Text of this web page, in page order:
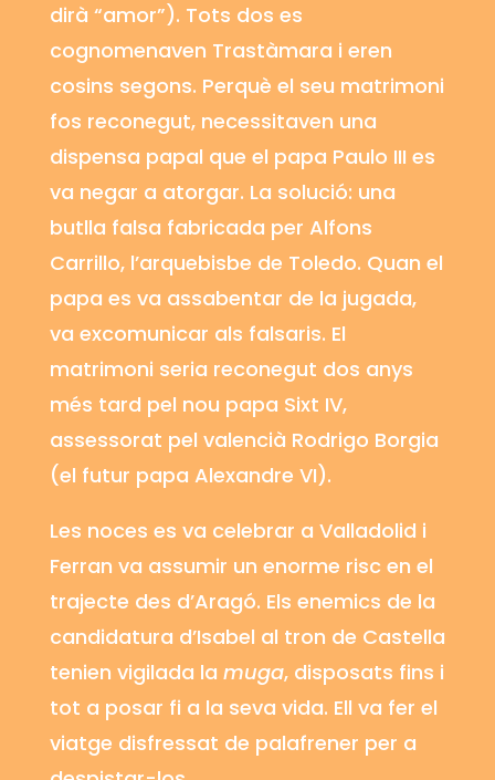
dirà “amor”). Tots dos es
cognomenaven Trastàmara i eren
cosins segons. Perquè el seu matrimoni
fos reconegut, necessitaven una
dispensa papal que el papa Paulo III es
va negar a atorgar. La solució: una
butlla falsa fabricada per Alfons
Carrillo, l’arquebisbe de Toledo. Quan el
papa es va assabentar de la jugada,
va excomunicar als falsaris. El
matrimoni seria reconegut dos anys
més tard pel nou papa Sixt IV,
assessorat pel valencià Rodrigo Borgia
(el futur papa Alexandre VI).
Les noces es va celebrar a Valladolid i
Ferran va assumir un enorme risc en el
trajecte des d’Aragó. Els enemics de la
candidatura d’Isabel al tron de Castella
tenien vigilada la muga, disposats fins i
tot a posar fi a la seva vida. Ell va fer el
viatge disfressat de palafrener per a